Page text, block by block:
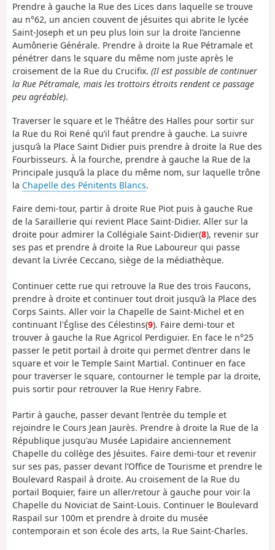
Prendre à gauche la Rue des Lices dans laquelle se trouve
au n°62, un ancien couvent de jésuites qui abrite le lycée
Saint-Joseph et un peu plus loin sur la droite l’ancienne
Aumônerie Générale. Prendre à droite la Rue Pétramale et
pénétrer dans le square du même nom juste après le
croisement de la Rue du Crucifix. (Il est possible de continuer
la Rue Pétramale, mais les trottoirs étroits rendent ce passage
peu agréable).
Traverser le square et le Théâtre des Halles pour sortir sur
la Rue du Roi René qu’il faut prendre à gauche. La suivre
jusqu’à la Place Saint Didier puis prendre à droite la Rue des
Fourbisseurs. À la fourche, prendre à gauche la Rue de la
Principale jusqu’à la place du même nom, sur laquelle trône
la Chapelle des Pénitents Blancs.
Faire demi-tour, partir à droite Rue Piot puis à gauche Rue
de la Saraillerie qui revient Place Saint-Didier. Aller sur la
droite pour admirer la Collégiale Saint-Didier(8), revenir sur
ses pas et prendre à droite la Rue Laboureur qui passe
devant la Livrée Ceccano, siège de la médiathèque.
Continuer cette rue qui retrouve la Rue des trois Faucons,
prendre à droite et continuer tout droit jusqu’à la Place des
Corps Saints. Aller voir la Chapelle de Saint-Michel et en
continuant l'Église des Célestins(9). Faire demi-tour et
trouver à gauche la Rue Agricol Perdiguier. En face le n°25
passer le petit portail à droite qui permet d’entrer dans le
square et voir le Temple Saint Martial. Continuer en face
pour traverser le square, contourner le temple par la droite,
puis sortir pour retrouver la Rue Henry Fabre.
Partir à gauche, passer devant l’entrée du temple et
rejoindre le Cours Jean Jaurès. Prendre à droite la Rue de la
République jusqu'au Musée Lapidaire anciennement
Chapelle du collège des Jésuites. Faire demi-tour et revenir
sur ses pas, passer devant l’Office de Tourisme et prendre le
Boulevard Raspail à droite. Au croisement de la Rue du
portail Boquier, faire un aller/retour à gauche pour voir la
Chapelle du Noviciat de Saint-Louis. Continuer le Boulevard
Raspail sur 100m et prendre à droite du musée
contemporain et son école des arts, la Rue Saint-Charles.